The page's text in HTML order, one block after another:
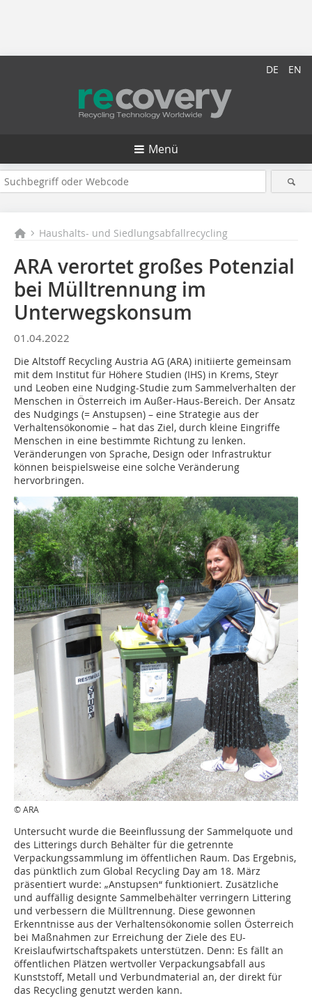
DE EN
Menü
Haushalts- und Siedlungsabfallrecycling
ARA verortet großes Potenzial
bei Mülltrennung im
Unterwegskonsum
01.04.2022
Die Altstoff Recycling Austria AG (ARA) initiierte gemeinsam
mit dem Institut für Höhere Studien (IHS) in Krems, Steyr
und Leoben eine Nudging-Studie zum Sammelverhalten der
Menschen in Österreich im Außer-Haus-Bereich. Der Ansatz
des Nudgings (= Anstupsen) – eine Strategie aus der
Verhaltensökonomie – hat das Ziel, durch kleine Eingriffe
Menschen in eine bestimmte Richtung zu lenken.
Veränderungen von Sprache, Design oder Infrastruktur
können beispielsweise eine solche Veränderung
hervorbringen.
© ARA
Untersucht wurde die Beeinflussung der Sammelquote und
des Litterings durch Behälter für die getrennte
Verpackungssammlung im öffentlichen Raum. Das Ergebnis,
das pünktlich zum Global Recycling Day am 18. März
präsentiert wurde: „Anstupsen“ funktioniert. Zusätzliche
und auffällig designte Sammelbehälter verringern Littering
und verbessern die Mülltrennung. Diese gewonnen
Erkenntnisse aus der Verhaltensökonomie sollen Österreich
bei Maßnahmen zur Erreichung der Ziele des EU-
Kreislaufwirtschaftspakets unterstützen. Denn: Es fällt an
öffentlichen Plätzen wertvoller Verpackungsabfall aus
Kunststoff, Metall und Verbundmaterial an, der direkt für
das Recycling genutzt werden kann.